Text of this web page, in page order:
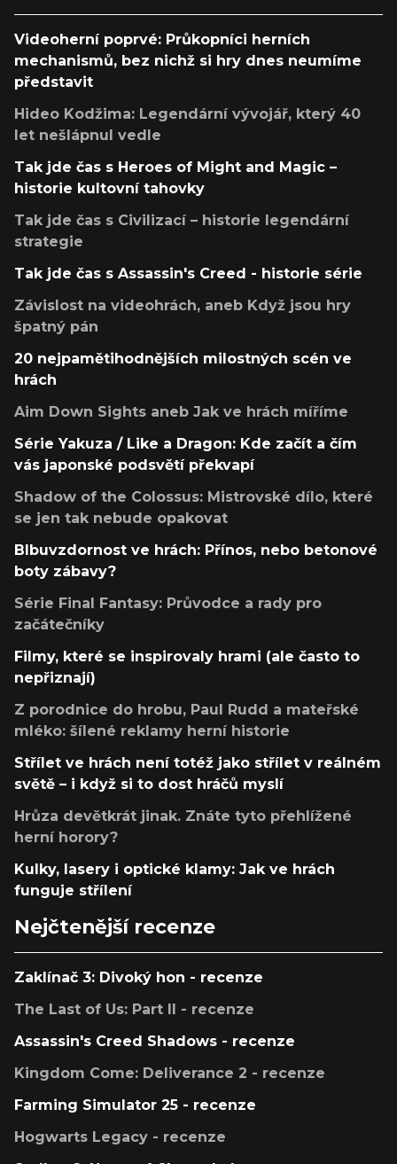
Videoherní poprvé: Průkopníci herních
mechanismů, bez nichž si hry dnes neumíme
představit
Hideo Kodžima: Legendární vývojář, který 40
let nešlápnul vedle
Tak jde čas s Heroes of Might and Magic –
historie kultovní tahovky
Tak jde čas s Civilizací – historie legendární
strategie
Tak jde čas s Assassin's Creed - historie série
Závislost na videohrách, aneb Když jsou hry
špatný pán
20 nejpamětihodnějších milostných scén ve
hrách
Aim Down Sights aneb Jak ve hrách míříme
Série Yakuza / Like a Dragon: Kde začít a čím
vás japonské podsvětí překvapí
Shadow of the Colossus: Mistrovské dílo, které
se jen tak nebude opakovat
Blbuvzdornost ve hrách: Přínos, nebo betonové
boty zábavy?
Série Final Fantasy: Průvodce a rady pro
začátečníky
Filmy, které se inspirovaly hrami (ale často to
nepřiznají)
Z porodnice do hrobu, Paul Rudd a mateřské
mléko: šílené reklamy herní historie
Střílet ve hrách není totéž jako střílet v reálném
světě – i když si to dost hráčů myslí
Hrůza devětkrát jinak. Znáte tyto přehlížené
herní horory?
Kulky, lasery i optické klamy: Jak ve hrách
funguje střílení
Nejčtenější recenze
Zaklínač 3: Divoký hon - recenze
The Last of Us: Part II - recenze
Assassin's Creed Shadows - recenze
Kingdom Come: Deliverance 2 - recenze
Farming Simulator 25 - recenze
Hogwarts Legacy - recenze